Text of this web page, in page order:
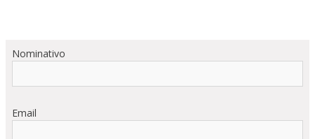
Nominativo
Email